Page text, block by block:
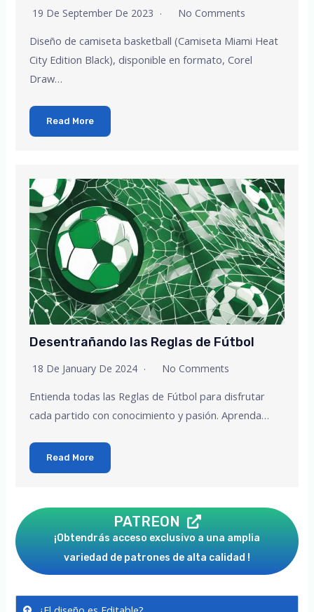
19 De September De 2023 No Comments
Diseño de camiseta basketball (Camiseta Miami Heat
City Edition Black), disponible en formato, Corel
Draw…
Read More
Desentrañando las Reglas de Fútbol
18 De January De 2024 No Comments
Entienda todas las Reglas de Fútbol para disfrutar
cada partido con conocimiento y pasión. Aprenda…
Read More
PATREON
¡Obtendrás acceso exclusivo a una amplia
variedad de patrones de alta calidad !